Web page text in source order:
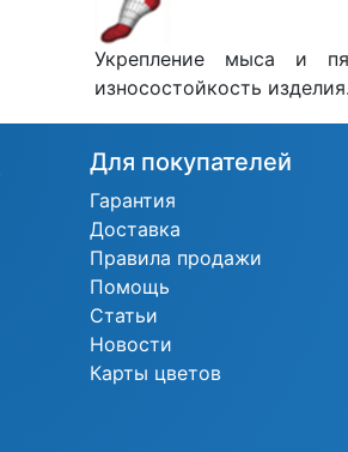
Укрепление мыса и
износостойкость
Для покупателей
Гарантия
Доставка
Правила продажи
Помощь
Статьи
Новости
Карты цветов